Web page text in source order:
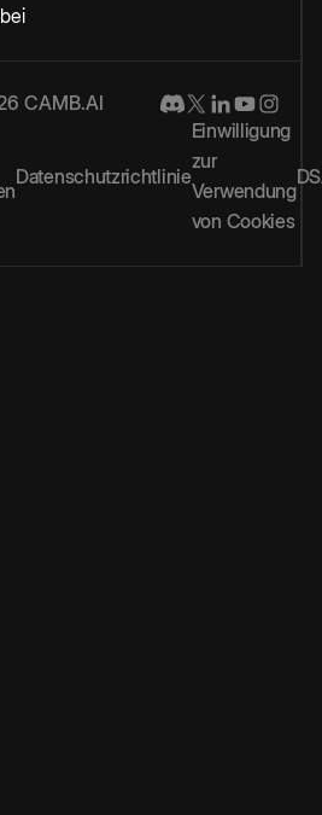
CAMB.AI
Datenschutzrichtlinie
Einwilligung
zur
Verwendung
von Cookies